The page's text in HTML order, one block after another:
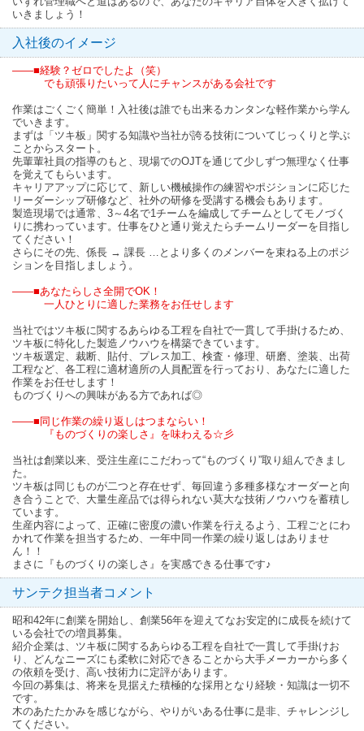
いきましょう！
入社後のイメージ
――■経験？ゼロでしたよ（笑）
でも頑張りたいって人にチャンスがある会社です
作業はごくごく簡単！入社後は誰でも出来るカンタンな軽作業から学ん
でいきます。
まずは「ツキ板」関する知識や当社が誇る技術についてじっくりと学ぶ
ことからスタート。
先輩輩社員の指導のもと、現場でのOJTを通じて少しずつ無理なく仕事
を覚えてもらいます。
キャリアアップに応じて、新しい機械操作の練習やポジションに応じた
リーダーシップ研修など、社外の研修を受講する機会もあります。
製造現場では通常、3～4名で1チームを編成してチームとしてモノづく
りに携わっています。仕事をひと通り覚えたらチームリーダーを目指し
てください！
さらにその先、係長 → 課長 …とより多くのメンバーを束ねる上のポジ
ションを目指しましょう。
――■あなたらしさ全開でOK！
一人ひとりに適した業務をお任せします
当社ではツキ板に関するあらゆる工程を自社で一貫して手掛けるため、
ツキ板に特化した製造ノウハウを構築できています。
ツキ板選定、裁断、貼付、プレス加工、検査・修理、研磨、塗装、出荷
工程など、各工程に適材適所の人員配置を行っており、あなたに適した
作業をお任せします！
ものづくりへの興味がある方であれば◎
――■同じ作業の繰り返しはつまならい！
『ものづくりの楽しさ』を味わえる☆彡
当社は創業以来、受注生産にこだわって“ものづくり”取り組んできまし
た。
ツキ板は同じものが二つと存在せず、毎回違う多種多様なオーダーと向
き合うことで、大量生産品では得られない莫大な技術ノウハウを蓄積し
ています。
生産内容によって、正確に密度の濃い作業を行えるよう、工程ごとにわ
かれて作業を担当するため、一年中同一作業の繰り返しはありませ
ん！！
まさに『ものづくりの楽しさ』を実感できる仕事です♪
サンテク担当者コメント
昭和42年に創業を開始し、創業56年を迎えてなお安定的に成長を続けて
いる会社での増員募集。
紹介企業は、ツキ板に関するあらゆる工程を自社で一貫して手掛けお
り、どんなニーズにも柔軟に対応できることから大手メーカーから多く
の依頼を受け、高い技術力に定評があります。
今回の募集は、将来を見据えた積極的な採用となり経験・知識は一切不
です。
木のあたたかみを感じながら、やりがいある仕事に是非、チャレンジし
てください。